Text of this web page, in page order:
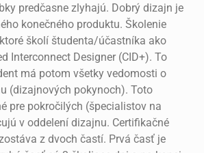
predčasne zlyhajú. Dobrý dizajn je
konečného produktu. Školenie
školí študenta/účastníka ako
Interconnect Designer (CID+). To
má potom všetky vedomosti o
(dizajnových pokynoch). Toto
pre pokročilých (špecialistov na
v oddelení dizajnu. Certifikačné
z dvoch častí. Prvá časť je